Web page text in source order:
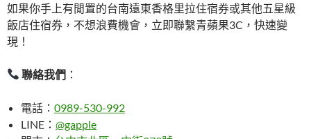
如果你手上有閒置的台南遠東香格里拉住宿券或其他五星級
飯店住宿券，不想浪費機會，立即聯繫青蘋果3C，快速變
現！
聯絡我們 ：
電話： 0989-530-992
LINE： @gapple